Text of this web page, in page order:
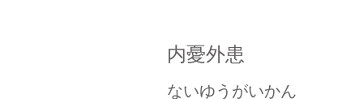
​内憂外患
ないゆうがいかん